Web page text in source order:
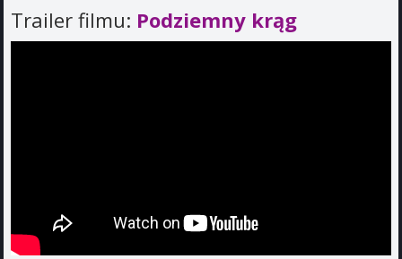
Trailer filmu: Podziemny krąg